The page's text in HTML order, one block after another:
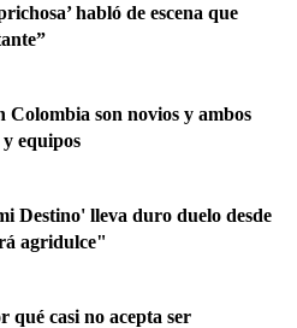
habló de escena que
Colombia son novios y ambos
y equipos
Destino' lleva duro duelo desde
agridulce"
qué casi no acepta ser